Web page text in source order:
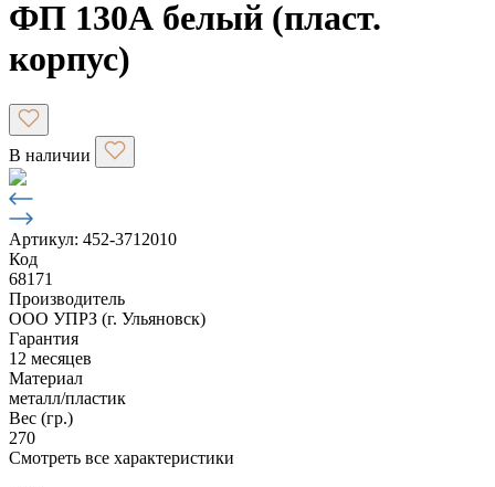
ФП 130А белый (пласт.
корпус)
В наличии
Артикул: 452-3712010
Код
68171
Производитель
ООО УПРЗ (г. Ульяновск)
Гарантия
12 месяцев
Материал
металл/пластик
Вес (гр.)
270
Смотреть все характеристики